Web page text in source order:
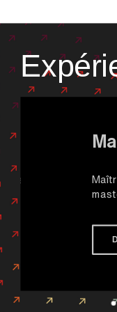
Maîtrisez l’art
masterclasses